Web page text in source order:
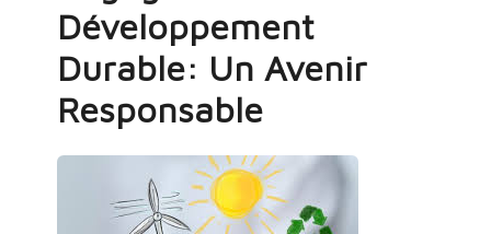
Développement
Durable: Un Avenir
Responsable